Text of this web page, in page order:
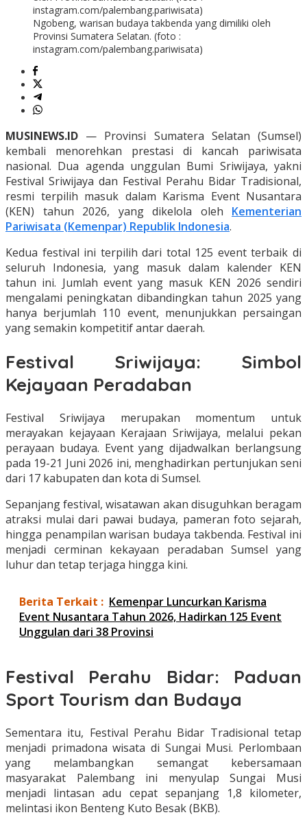
Ngobeng, warisan budaya takbenda yang dimiliki oleh
Provinsi Sumatera Selatan. (foto :
instagram.com/palembang.pariwisata)
MUSINEWS.ID — Provinsi Sumatera Selatan (Sumsel)
kembali menorehkan prestasi di kancah pariwisata
nasional. Dua agenda unggulan Bumi Sriwijaya, yakni
Festival Sriwijaya dan Festival Perahu Bidar Tradisional,
resmi terpilih masuk dalam Karisma Event Nusantara
(KEN) tahun 2026, yang dikelola oleh Kementerian
Pariwisata (Kemenpar) Republik Indonesia.
Kedua festival ini terpilih dari total 125 event terbaik di
seluruh Indonesia, yang masuk dalam kalender KEN
tahun ini. Jumlah event yang masuk KEN 2026 sendiri
mengalami peningkatan dibandingkan tahun 2025 yang
hanya berjumlah 110 event, menunjukkan persaingan
yang semakin kompetitif antar daerah.
Festival Sriwijaya: Simbol
Kejayaan Peradaban
Festival Sriwijaya merupakan momentum untuk
merayakan kejayaan Kerajaan Sriwijaya, melalui pekan
perayaan budaya. Event yang dijadwalkan berlangsung
pada 19-21 Juni 2026 ini, menghadirkan pertunjukan seni
dari 17 kabupaten dan kota di Sumsel.
Sepanjang festival, wisatawan akan disuguhkan beragam
atraksi mulai dari pawai budaya, pameran foto sejarah,
hingga penampilan warisan budaya takbenda. Festival ini
menjadi cerminan kekayaan peradaban Sumsel yang
luhur dan tetap terjaga hingga kini.
Berita Terkait : Kemenpar Luncurkan Karisma
Event Nusantara Tahun 2026, Hadirkan 125 Event
Unggulan dari 38 Provinsi
Festival Perahu Bidar: Paduan
Sport Tourism dan Budaya
Sementara itu, Festival Perahu Bidar Tradisional tetap
menjadi primadona wisata di Sungai Musi. Perlombaan
yang melambangkan semangat kebersamaan
masyarakat Palembang ini menyulap Sungai Musi
menjadi lintasan adu cepat sepanjang 1,8 kilometer,
melintasi ikon Benteng Kuto Besak (BKB).